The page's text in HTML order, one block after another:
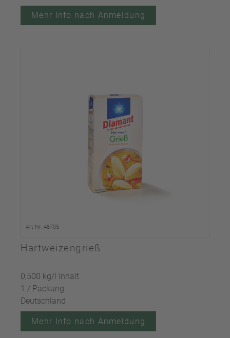
Mehr Info nach Anmeldung
Art-Nr. 48705
Hartweizengrieß
0,500 kg/l Inhalt
1 / Packung
Deutschland
Mehr Info nach Anmeldung